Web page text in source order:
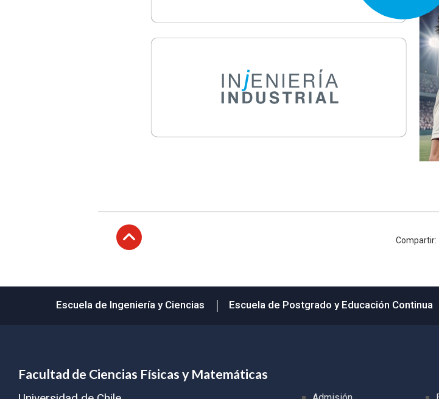
Compartir:
Escuela de Ingeniería y Ciencias Escuela de Postgrado y Educación Continua
Facultad de Ciencias Físicas y Matemáticas